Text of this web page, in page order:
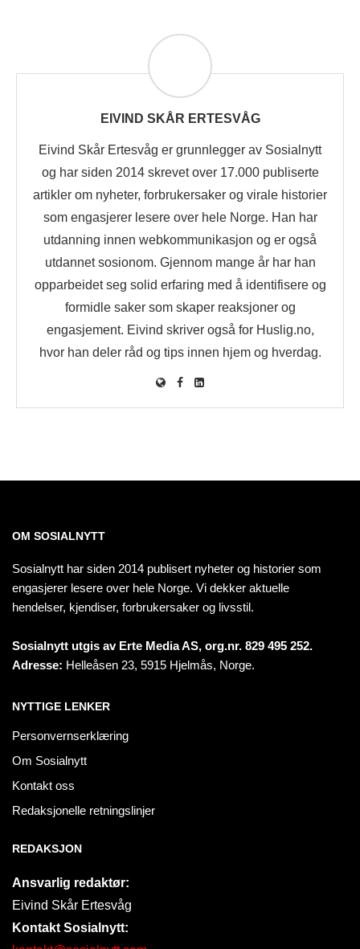
EIVIND SKÅR ERTESVÅG
Eivind Skår Ertesvåg er grunnlegger av Sosialnytt
og har siden 2014 skrevet over 17.000 publiserte
artikler om nyheter, forbrukersaker og virale historier
som engasjerer lesere over hele Norge. Han har
utdanning innen webkommunikasjon og er også
utdannet sosionom. Gjennom mange år har han
opparbeidet seg solid erfaring med å identifisere og
formidle saker som skaper reaksjoner og
engasjement. Eivind skriver også for Huslig.no,
hvor han deler råd og tips innen hjem og hverdag.
OM SOSIALNYTT
Sosialnytt har siden 2014 publisert nyheter og historier som
engasjerer lesere over hele Norge. Vi dekker aktuelle
hendelser, kjendiser, forbrukersaker og livsstil.
Sosialnytt utgis av Erte Media AS, org.nr. 829 495 252.
Adresse: Helleåsen 23, 5915 Hjelmås, Norge.
NYTTIGE LENKER
Personvernserklæring
Om Sosialnytt
Kontakt oss
Redaksjonelle retningslinjer
REDAKSJON
Ansvarlig redaktør:
Eivind Skår Ertesvåg
Kontakt Sosialnytt: